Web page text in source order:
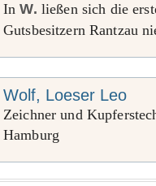
InW. ließen sich die
Gutsbesitzern Rantzau
Wolf, Loeser Leo
Zeichner und
Hamburg